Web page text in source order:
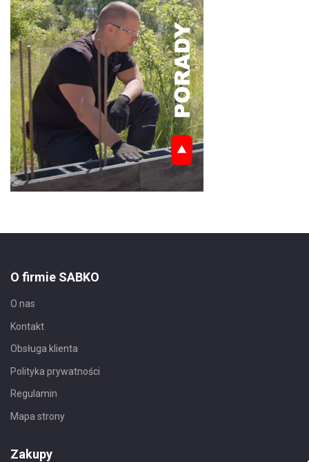
O firmie SABKO
O nas
Kontakt
Obsługa klienta
Polityka prywatności
Regulamin
Mapa strony
Zakupy